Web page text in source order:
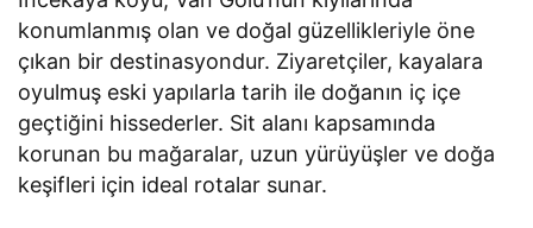
konumlanmış olan ve doğal güzellikleriyle öne
çıkan bir destinasyondur. Ziyaretçiler, kayalara
oyulmuş eski yapılarla tarih ile doğanın iç içe
geçtiğini hissederler. Sit alanı kapsamında
korunan bu mağaralar, uzun yürüyüşler ve doğa
keşifleri için ideal rotalar sunar.